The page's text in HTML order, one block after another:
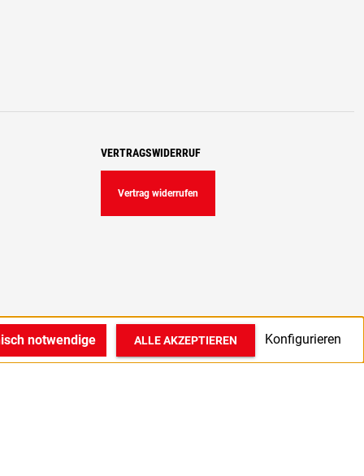
VERTRAGSWIDERRUF
Vertrag widerrufen
notwendige Konfigurieren
ALLE AKZEPTIEREN